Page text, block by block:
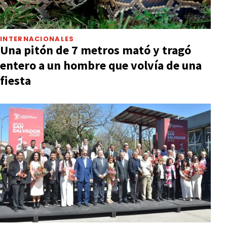
INTERNACIONALES
Una pitón de 7 metros mató y tragó
entero a un hombre que volvía de una
fiesta